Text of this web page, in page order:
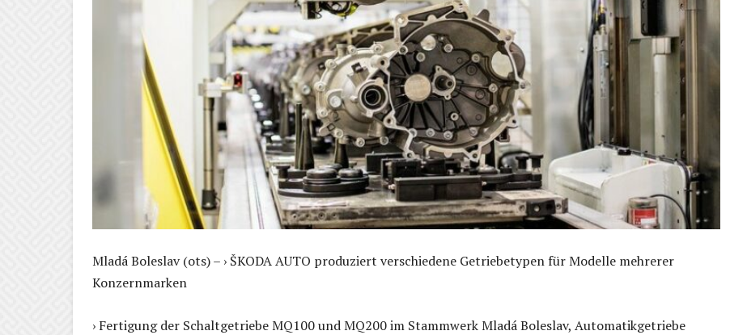
Mladá Boleslav (ots) – › ŠKODA AUTO produziert verschiedene Getriebetypen für Modelle mehrerer
Konzernmarken
› Fertigung der Schaltgetriebe MQ100 und MQ200 im Stammwerk Mladá Boleslav, Automatikgetriebe